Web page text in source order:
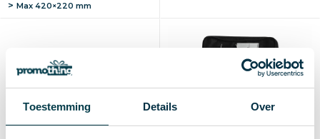
Toestemming Details Over
Max 420×220 mm